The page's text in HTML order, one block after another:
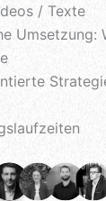
/ Texte
Umsetzung: